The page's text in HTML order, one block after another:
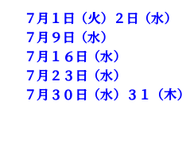
７月１ 日（火）２日（水）
７月９日（水）
７月１６日（水）
７月２３日（水）
７月３０日（水）３１（木）